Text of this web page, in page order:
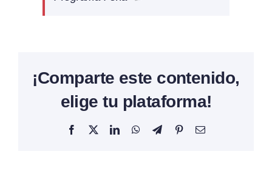
¡Comparte este contenido,
elige tu plataforma!
Facebook
X LinkedInWhatsAppTelegramPinterestCorreo